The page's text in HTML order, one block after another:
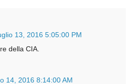
13, 2016 5:05:00 PM
della CIA.
14, 2016 8:14:00 AM